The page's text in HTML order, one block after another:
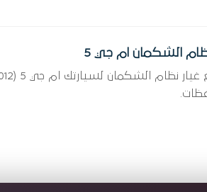
الشكمان ام جي 5